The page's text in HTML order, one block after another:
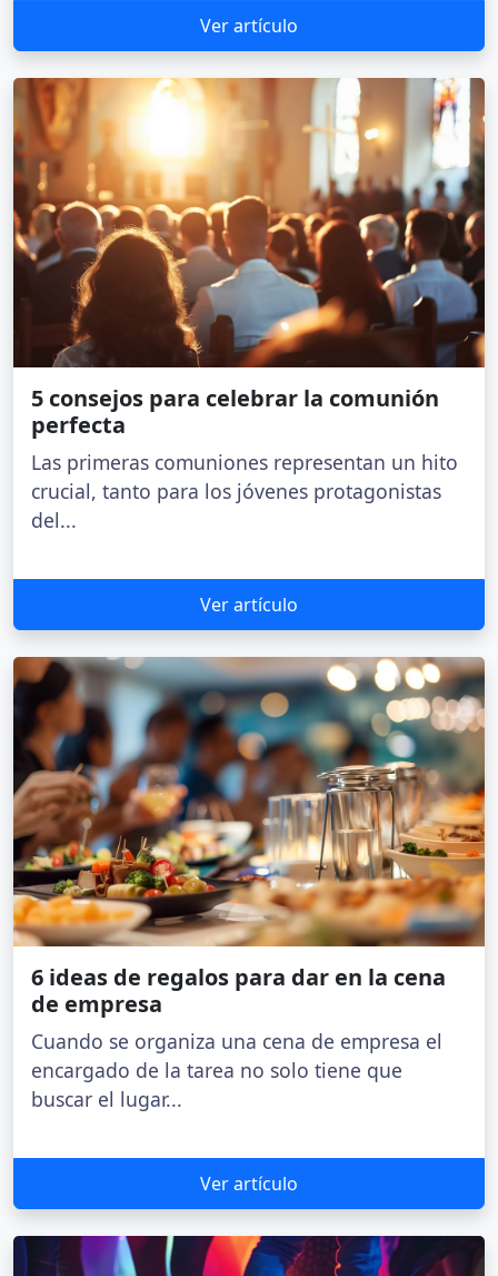
Ver artículo
5 consejos para celebrar la comunión
perfecta
Las primeras comuniones representan un hito
crucial, tanto para los jóvenes protagonistas
del...
Ver artículo
6 ideas de regalos para dar en la cena
de empresa
Cuando se organiza una cena de empresa el
encargado de la tarea no solo tiene que
buscar el lugar...
Ver artículo